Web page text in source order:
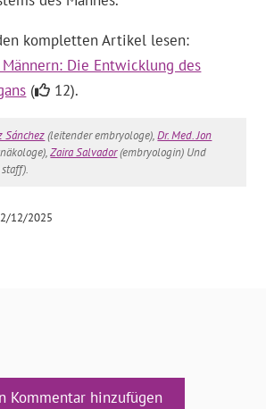
kompletten Artikel lesen:
Die Entwicklung des
( 12).
Sánchez(leitender embryologe),Dr. Med. Jon
Zaira Salvador(embryologin) Und
12/2025
Kommentar hinzufügen